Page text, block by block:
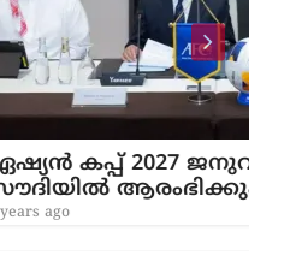
ജനുവരി ഏഴു മുതൽ